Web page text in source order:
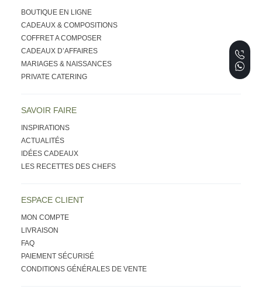
BOUTIQUE EN LIGNE
CADEAUX & COMPOSITIONS
COFFRET A COMPOSER
CADEAUX D’AFFAIRES
MARIAGES & NAISSANCES
PRIVATE CATERING
SAVOIR FAIRE
INSPIRATIONS
ACTUALITÉS
IDÉES CADEAUX
LES RECETTES DES CHEFS
ESPACE CLIENT
MON COMPTE
LIVRAISON
FAQ
PAIEMENT SÉCURISÉ
CONDITIONS GÉNÉRALES DE VENTE